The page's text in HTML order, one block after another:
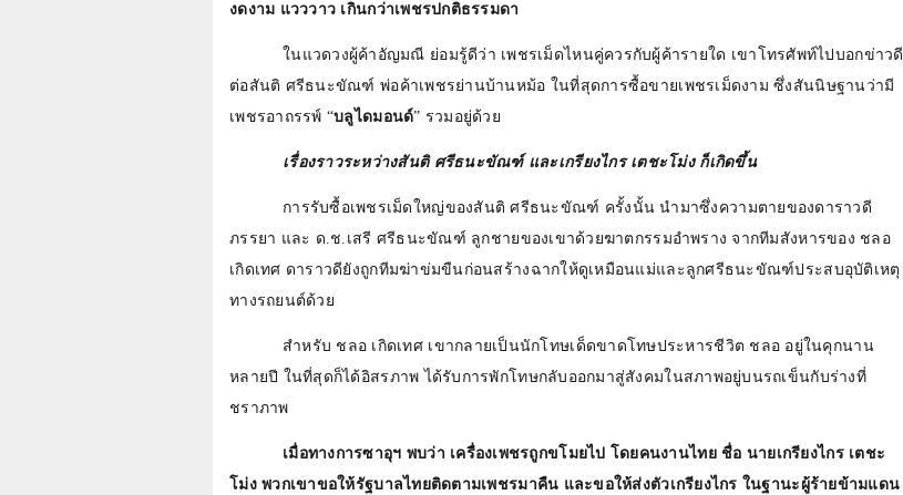
งดงาม แวววาว เกินกว่าเพชรปกติธรรมดา
ในแวดวงผู้ค้าอัญมณี ย่อมรู้ดีว่า เพชรเม็ดไหนคู่ควรกับผู้ค้ารายใด เขาโทรศัพท์ไปบอกข่าวดี
ต่อสันติ ศรีธนะขัณฑ์ พ่อค้าเพชรย่านบ้านหม้อ ในที่สุดการซื้อขายเพชรเม็ดงาม ซึ่งสันนิษฐานว่ามี
เพชรอาถรรพ์ “บลูไดมอนด์” รวมอยู่ด้วย
เรื่องราวระหว่างสันติ ศรีธนะขัณฑ์ และเกรียงไกร เตชะโม่ง ก็เกิดขึ้น
การรับซื้อเพชรเม็ดใหญ่ของสันติ ศรีธนะขัณฑ์ ครั้งนั้น นำมาซึ่งความตายของดาราวดี
ภรรยา และ ด.ช.เสรี ศรีธนะขัณฑ์ ลูกชายของเขาด้วยฆาตกรรมอำพราง จากทีมสังหารของ ชลอ
เกิดเทศ ดาราวดียังถูกทีมฆ่าข่มขืนก่อนสร้างฉากให้ดูเหมือนแม่และลูกศรีธนะขัณฑ์ประสบอุบัติเหตุ
ทางรถยนต์ด้วย
สำหรับ ชลอ เกิดเทศ เขากลายเป็นนักโทษเด็ดขาดโทษประหารชีวิต ชลอ อยู่ในคุกนาน
หลายปี ในที่สุดก็ได้อิสรภาพ ได้รับการพักโทษกลับออกมาสู่สังคมในสภาพอยู่บนรถเข็นกับร่างที่
ชราภาพ
เมื่อทางการซาอุฯ พบว่า เครื่องเพชรถูกขโมยไป โดยคนงานไทย ชื่อ นายเกรียงไกร เตชะ
โม่ง พวกเขาขอให้รัฐบาลไทยติดตามเพชรมาคืน และขอให้ส่งตัวเกรียงไกร ในฐานะผู้ร้ายข้ามแดน